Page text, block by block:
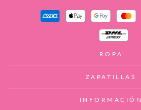
ROPA
ZAPATILLAS
INFORMACIÓN